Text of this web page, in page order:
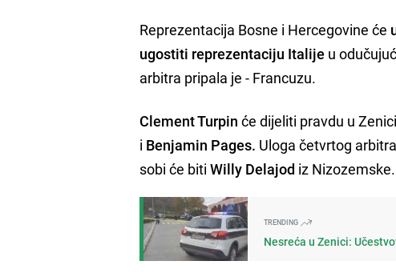
Reprezentacija Bosne i Hercegovine će
ugostiti reprezentaciju Italije u
arbitra pripala je - Francuzu.
Clement Turpin će dijeliti pravdu u
i Benjamin Pages. Uloga četvrtog
sobi će bitiWilly Delajod iz Nizozemske.
TRENDING
Nesreća u Zenici: